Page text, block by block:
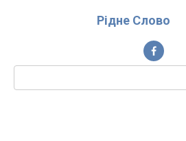
Рідне Слово
Пошук: